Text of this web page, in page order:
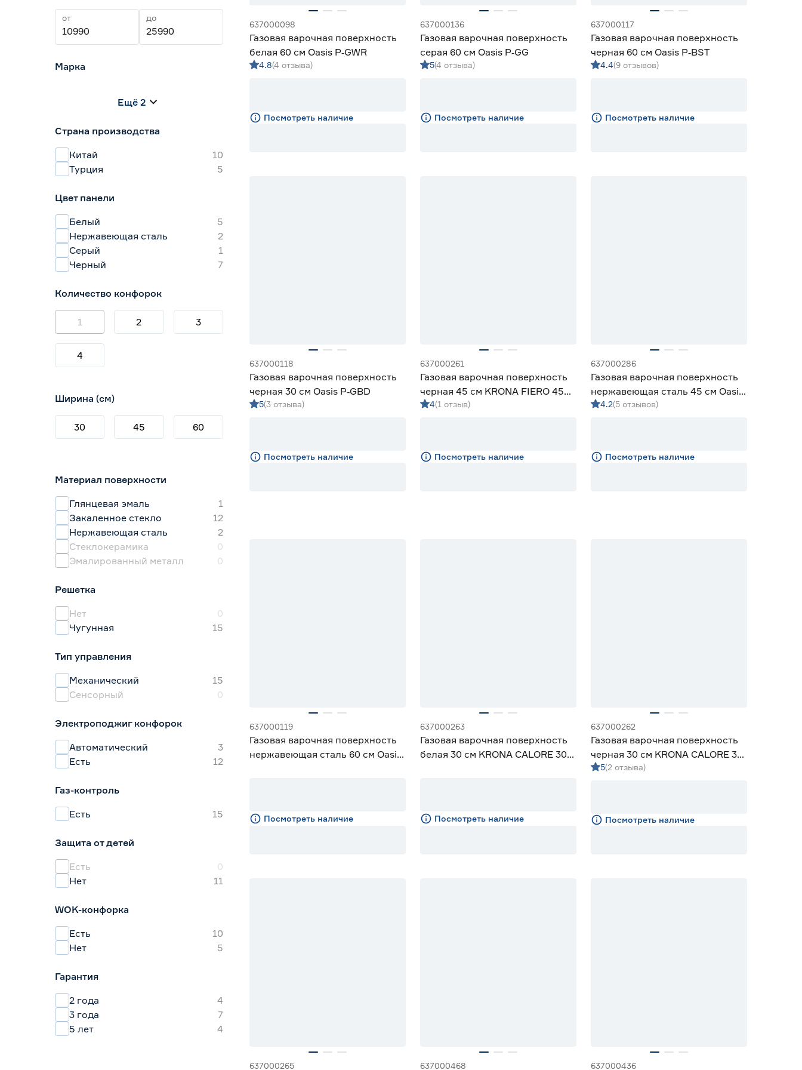
от до
Марка
KRONA
Ещё 2
Страна производства
Китай
10
Турция
5
Цвет панели
Белый
5
Нержавеющая сталь
2
Серый
1
Черный
7
Количество конфорок
1 2 3
4
Ширина (см)
30 45 60
Материал поверхности
Глянцевая эмаль
1
Закаленное стекло
12
Нержавеющая сталь
2
Стеклокерамика
0
Эмалированный металл
0
Решетка
Нет
0
Чугунная
15
Тип управления
Механический
15
Сенсорный
0
Электроподжиг конфорок
Автоматический
3
Есть
12
Газ-контроль
Есть
15
Защита от детей
Есть
0
Нет
11
WOK-конфорка
Есть
10
Нет
5
Гарантия
2 года
4
3 года
7
5 лет
4
637000098
Газовая варочная поверхность
белая 60 см Oasis P‑GWR
4.8(4 отзыва)
Посмотреть наличие
637000136
Газовая варочная поверхность
серая 60 см Oasis P‑GG
5(4 отзыва)
Посмотреть наличие
637000117
Газовая варочная поверхность
черная 60 см Oasis P‑BST
4.4(9 отзывов)
Посмотреть наличие
637000118
Газовая варочная поверхность
черная 30 см Oasis P‑GBD
5(3 отзыва)
Посмотреть наличие
637000261
Газовая варочная поверхность
черная 45 см KRONA FIERO 45
BL4(1 отзыв)
Посмотреть наличие
637000286
Газовая варочная поверхность
нержавеющая сталь 45 см Oasis
P‑3SBM
4.2(5 отзывов)
Посмотреть наличие
637000119
Газовая варочная поверхность
нержавеющая сталь 60 см Oasis
Посмотреть наличие
637000263
Газовая варочная поверхность
белая 30 см KRONA CALORE 30
Посмотреть наличие
637000262
Газовая варочная поверхность
черная 30 см KRONA CALORE 30
BL5(2 отзыва)
Посмотреть наличие
637000265 637000468 637000436